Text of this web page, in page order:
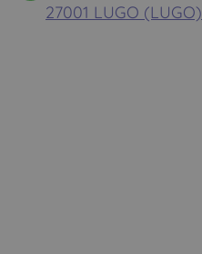
27001 LUGO (LUGO)